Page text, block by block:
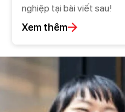
nghiệp tại bài viết sau!
Xem thêm